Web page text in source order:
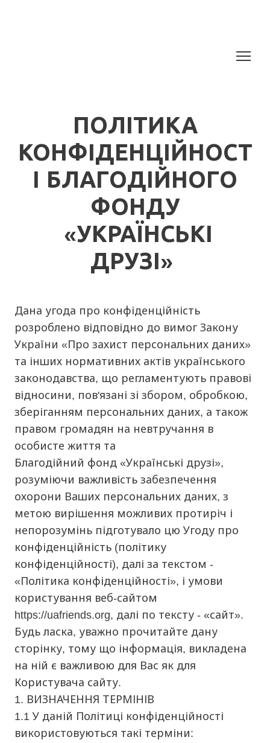
ПОЛІТИКА
КОНФІДЕНЦІЙНОСТ
І БЛАГОДІЙНОГО
ФОНДУ
«УКРАЇНСЬКІ
ДРУЗІ»
Дана угода про конфіденційність
розроблено відповідно до вимог Закону
України «Про захист персональних даних»
та інших нормативних актів українського
законодавства, що регламентують правові
відносини, пов'язані зі збором, обробкою,
зберіганням персональних даних, а також
правом громадян на невтручання в
особисте життя та
Благодійний фонд «Українські друзі»,
розуміючи важливість забезпечення
охорони Ваших персональних даних, з
метою вирішення можливих протиріч і
непорозумінь підготувало цю Угоду про
конфіденційність (політику
конфіденційності), далі за текстом -
«Політика конфіденційності», і умови
користування веб-сайтом
https://uafriends.org, далі по тексту - «сайт».
Будь ласка, уважно прочитайте дану
сторінку, тому що інформація, викладена
на ній є важливою для Вас як для
Користувача сайту.
1. ВИЗНАЧЕННЯ ТЕРМІНІВ
1.1 У даній Політиці конфіденційності
використовуються такі терміни: